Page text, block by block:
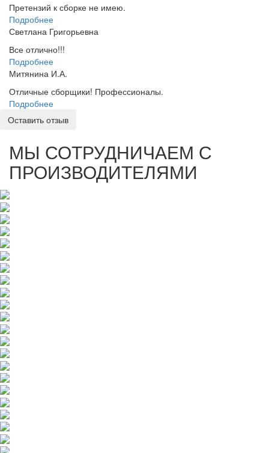
Претензий к сборке не имею.
Подробнее
Светлана Григорьевна
Все отлично!!!
Подробнее
Митянина И.А.
Отличные сборщики! Профессионалы.
Подробнее
Оставить отзыв
МЫ СОТРУДНИЧАЕМ С
ПРОИЗВОДИТЕЛЯМИ